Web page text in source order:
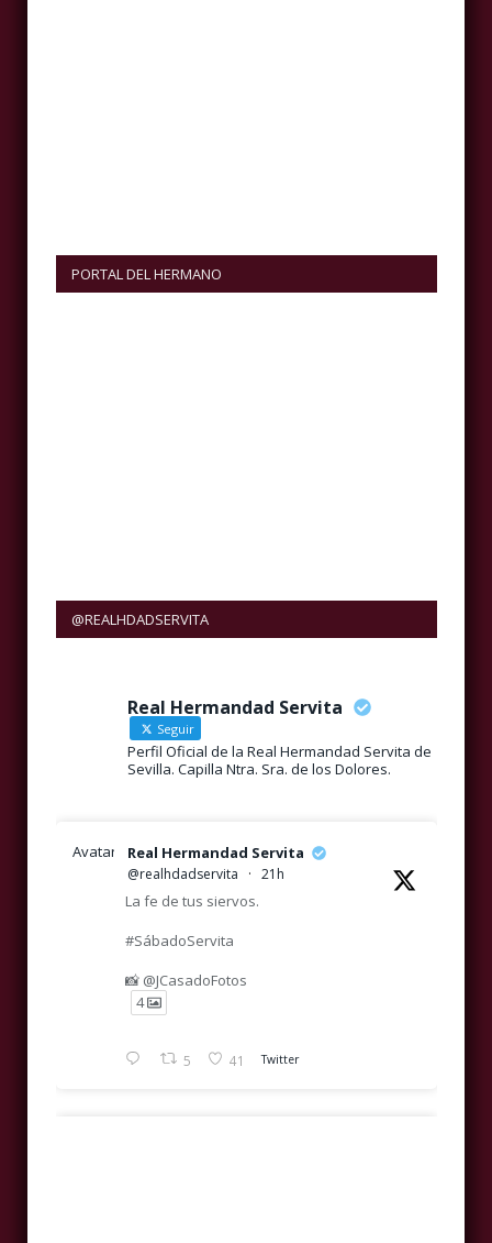
PORTAL DEL HERMANO
@REALHDADSERVITA
Real Hermandad Servita
Seguir
Perfil Oficial de la Real Hermandad Servita de
Sevilla. Capilla Ntra. Sra. de los Dolores.
Avatar Real Hermandad Servita
@realhdadservita · 21h
La fe de tus siervos.
#SábadoServita
📸 @JCasadoFotos
4
5 41 Twitter